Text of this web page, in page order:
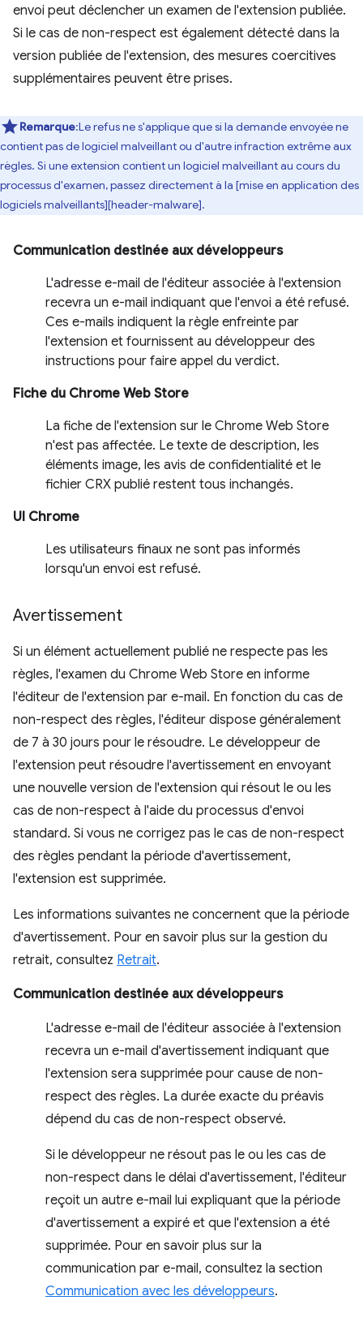
envoi peut déclencher un examen de l'extension publiée.
Si le cas de non-respect est également détecté dans la
version publiée de l'extension, des mesures coercitives
supplémentaires peuvent être prises.
Remarque:Le refus ne s'applique que si la demande envoyée ne
contient pas de logiciel malveillant ou d'autre infraction extrême aux
règles. Si une extension contient un logiciel malveillant au cours du
processus d'examen, passez directement à la [mise en application des
logiciels malveillants][header-malware].
Communication destinée aux développeurs
L'adresse e-mail de l'éditeur associée à l'extension
recevra un e-mail indiquant que l'envoi a été refusé.
Ces e-mails indiquent la règle enfreinte par
l'extension et fournissent au développeur des
instructions pour faire appel du verdict.
Fiche du Chrome Web Store
La fiche de l'extension sur le Chrome Web Store
n'est pas affectée. Le texte de description, les
éléments image, les avis de confidentialité et le
fichier CRX publié restent tous inchangés.
UI Chrome
Les utilisateurs finaux ne sont pas informés
lorsqu'un envoi est refusé.
Avertissement
Si un élément actuellement publié ne respecte pas les
règles, l'examen du Chrome Web Store en informe
l'éditeur de l'extension par e-mail. En fonction du cas de
non-respect des règles, l'éditeur dispose généralement
de 7 à 30 jours pour le résoudre. Le développeur de
l'extension peut résoudre l'avertissement en envoyant
une nouvelle version de l'extension qui résout le ou les
cas de non-respect à l'aide du processus d'envoi
standard. Si vous ne corrigez pas le cas de non-respect
des règles pendant la période d'avertissement,
l'extension est supprimée.
Les informations suivantes ne concernent que la période
d'avertissement. Pour en savoir plus sur la gestion du
retrait, consultez Retrait.
Communication destinée aux développeurs
L'adresse e-mail de l'éditeur associée à l'extension
recevra un e-mail d'avertissement indiquant que
l'extension sera supprimée pour cause de non-
respect des règles. La durée exacte du préavis
dépend du cas de non-respect observé.
Si le développeur ne résout pas le ou les cas de
non-respect dans le délai d'avertissement, l'éditeur
reçoit un autre e-mail lui expliquant que la période
d'avertissement a expiré et que l'extension a été
supprimée. Pour en savoir plus sur la
communication par e-mail, consultez la section
Communication avec les développeurs.